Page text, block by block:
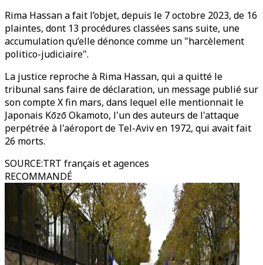
Rima Hassan a fait l’objet, depuis le 7 octobre 2023, de 16
plaintes, dont 13 procédures classées sans suite, une
accumulation qu’elle dénonce comme un "harcèlement
politico-judiciaire".
La justice reproche à Rima Hassan, qui a quitté le
tribunal sans faire de déclaration, un message publié sur
son compte X fin mars, dans lequel elle mentionnait le
Japonais Kōzō Okamoto, l'un des auteurs de l'attaque
perpétrée à l'aéroport de Tel-Aviv en 1972, qui avait fait
26 morts.
SOURCE:TRT français et agences
RECOMMANDÉ